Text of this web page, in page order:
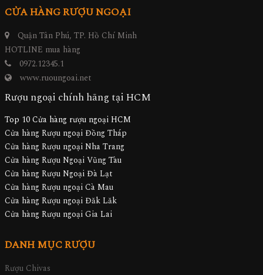
CỬA HÀNG RƯỢU NGOẠI
Quận Tân Phú, TP. Hồ Chí Minh
HOTLINE mua hàng
0972.12345.1
www.ruoungoai.net
Rượu ngoại chính hãng tại HCM
Top 10 Cửa hàng rượu ngoại HCM
Cửa hàng Rượu ngoại Đồng Tháp
Cửa hàng Rượu ngoại Nha Trang
Cửa hàng Rượu Ngoại Vũng Tàu
Cửa hàng Rượu Ngoại Đà Lạt
Cửa hàng Rượu ngoại Cà Mau
Cửa hàng Rượu ngoại Đăk Lăk
Cửa hàng Rượu ngoại Gia Lai
DANH MỤC RƯỢU
Rượu Chivas